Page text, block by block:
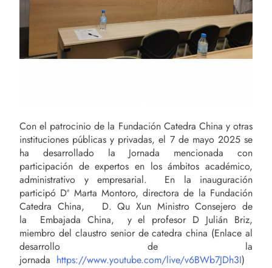
Con el patrocinio de la Fundación Catedra China y otras
instituciones públicas y privadas, el 7 de mayo 2025 se
ha desarrollado la Jornada mencionada con
participación de expertos en los ámbitos académico,
administrativo y empresarial. En la inauguración
participó Dª Marta Montoro, directora de la Fundación
Catedra China, D. Qu Xun Ministro Consejero de
la Embajada China, y el profesor D Julián Briz,
miembro del claustro senior de catedra china (Enlace al
desarrollo de la
jornada https://www.youtube.com/live/v6BWb7JDh3I)